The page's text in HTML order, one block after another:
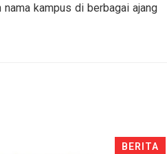
kampus di berbagai ajang
BERITA